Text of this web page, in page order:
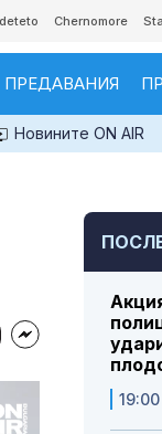
Chernomore
ПРЕДАВАНИЯ
Новините ON AIR